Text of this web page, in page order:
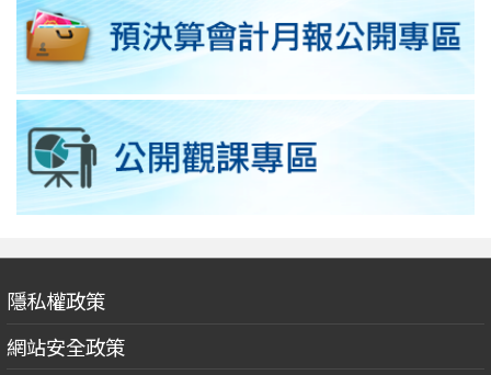
隱私權政策
網站安全政策